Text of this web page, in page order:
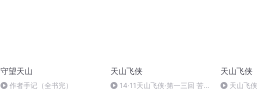
守望天山
作者手记（全书完）
天山飞侠
14·11天山飞侠·第一三回 苦志
天山飞侠
天山飞